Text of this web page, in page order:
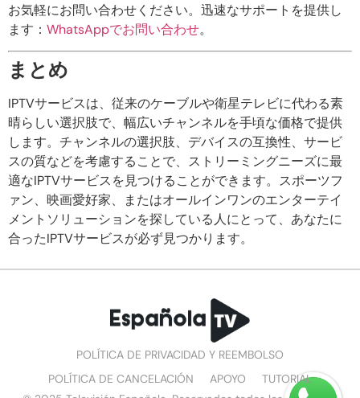
お気軽にお問い合わせください。迅速なサポートを提供し
ます： WhatsAppでお問い合わせ。
まとめ
IPTVサービスは、従来のケーブルや衛星テレビに代わる素
晴らしい選択肢で、幅広いチャンネルを手頃な価格で提供
します。チャンネルの選択肢、デバイスの互換性、サービ
スの質などを考慮することで、ストリーミングニーズに最
適なIPTVサービスを見つけることができます。スポーツフ
ァン、映画愛好家、またはオールインワンのエンターテイ
メントソリューションを探している人にとって、あなたに
合ったIPTVサービスが必ず見つかります。
POLÍTICA DE PRIVACIDAD Y REEMBOLSO
POLÍTICA DE CANCELACIÓN
APOYO
TUTORIAL